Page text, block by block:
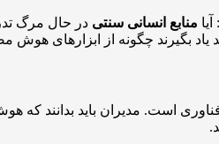
منابع انسانی سنتی در حال مرگ
یاد بگیرند چگونه از ابزارهای
است. مدیران باید بدانند که